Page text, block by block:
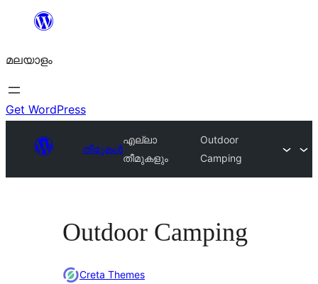
ഉള്ളടക്കത്തിലേക്ക്
മലയാളം
Get WordPress
തീമുകൾ
എല്ലാ
തീമുകളും
Outdoor
Camping
Outdoor Camping
Creta Themes